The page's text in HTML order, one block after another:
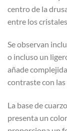
centro de la
entre los cristales.
Se observan
o incluso un
añade
contraste con las
La base de
presenta un